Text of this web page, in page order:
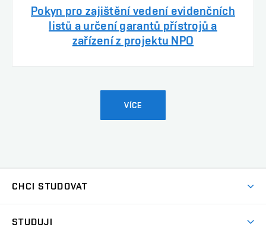
Pokyn pro zajištění vedení evidenčních
listů a určení garantů přístrojů a
zařízení z projektu NPO
VÍCE
CHCI STUDOVAT
STUDUJI